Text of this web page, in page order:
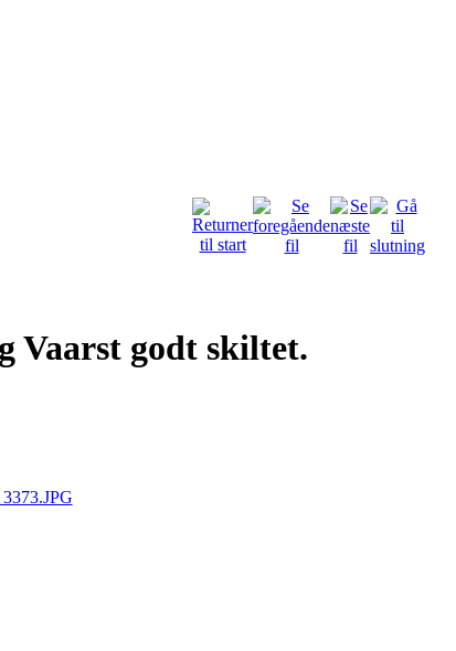
Vaarst godt skiltet.